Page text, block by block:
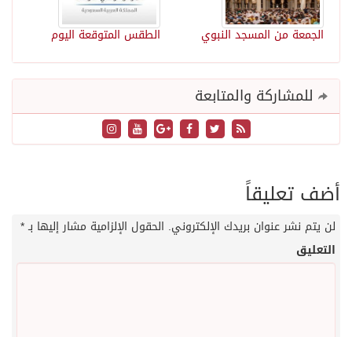
الطقس المتوقعة اليوم الجمعة من المسجد النبوي
للمشاركة والمتابعة
أضف تعليقاً
لن يتم نشر عنوان بريدك الإلكتروني. الحقول الإلزامية مشار إليها بـ*
التعليق